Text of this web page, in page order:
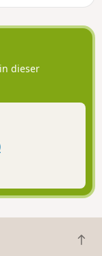
Von
aller Art –
beobachten!
dieser
Z